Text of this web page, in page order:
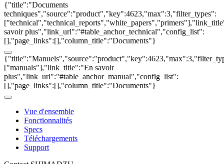
{"title":"Documents
techniques","source":"product","key":4623,"max":3,"filter_types":
savoir plus","link_url":"#table_anchor_technical","config_list":
[],"page_links":[],"column_title":"Documents"}
["manuals"],"link_title":"En savoir
plus","link_url":"#table_anchor_manual","config_list":
[],"page_links":[],"column_title":"Documents"}
Vue d'ensemble
Fonctionnalités
Specs
Téléchargements
Support